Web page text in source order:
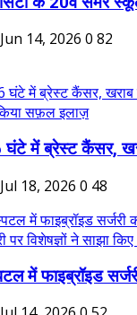
Jun 14, 2026 0 82
घंटे में ब्रेस्ट कैंसर,
Jul 18, 2026 0 48
में फाइब्रॉइड